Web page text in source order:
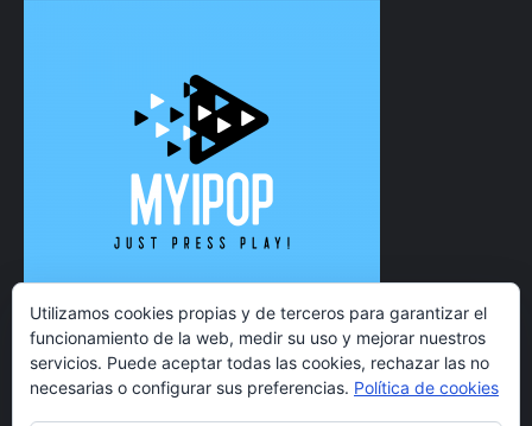
Utilizamos cookies propias y de terceros para garantizar el
funcionamiento de la web, medir su uso y mejorar nuestros
servicios. Puede aceptar todas las cookies, rechazar las no
necesarias o configurar sus preferencias. Política de cookies